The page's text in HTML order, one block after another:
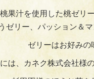
果汁を使用した桃ゼリ
ゼリー、パッション＆
ゼリーはお好みの
は、カネク株式会社様